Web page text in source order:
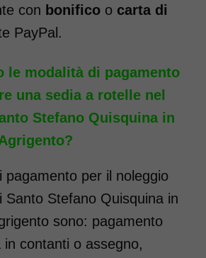
di tenere la gamba
Il noleggio minimo è
a domicilio in
contattaci per
informazioni.
COMPLETA
con bonifico o carta di
PayPal.
le modalità di pagamento
una sedia a rotelle nel
Stefano Quisquina in
pagamento per il noleggio
Santo Stefano Quisquina in
sono: pagamento
in contanti o assegno,